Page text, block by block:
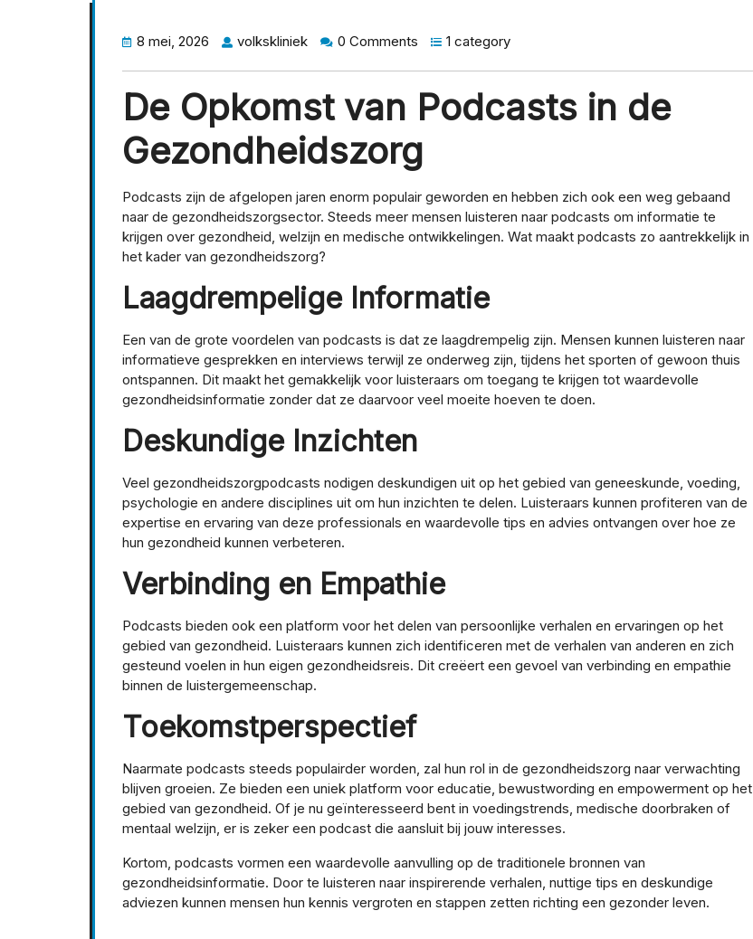
8 mei, 2026 volkskliniek 0 Comments 1 category
De Opkomst van Podcasts in de
Gezondheidszorg
Podcasts zijn de afgelopen jaren enorm populair geworden en hebben zich ook een weg gebaand
naar de gezondheidszorgsector. Steeds meer mensen luisteren naar podcasts om informatie te
krijgen over gezondheid, welzijn en medische ontwikkelingen. Wat maakt podcasts zo aantrekkelijk in
het kader van gezondheidszorg?
Laagdrempelige Informatie
Een van de grote voordelen van podcasts is dat ze laagdrempelig zijn. Mensen kunnen luisteren naar
informatieve gesprekken en interviews terwijl ze onderweg zijn, tijdens het sporten of gewoon thuis
ontspannen. Dit maakt het gemakkelijk voor luisteraars om toegang te krijgen tot waardevolle
gezondheidsinformatie zonder dat ze daarvoor veel moeite hoeven te doen.
Deskundige Inzichten
Veel gezondheidszorgpodcasts nodigen deskundigen uit op het gebied van geneeskunde, voeding,
psychologie en andere disciplines uit om hun inzichten te delen. Luisteraars kunnen profiteren van de
expertise en ervaring van deze professionals en waardevolle tips en advies ontvangen over hoe ze
hun gezondheid kunnen verbeteren.
Verbinding en Empathie
Podcasts bieden ook een platform voor het delen van persoonlijke verhalen en ervaringen op het
gebied van gezondheid. Luisteraars kunnen zich identificeren met de verhalen van anderen en zich
gesteund voelen in hun eigen gezondheidsreis. Dit creëert een gevoel van verbinding en empathie
binnen de luistergemeenschap.
Toekomstperspectief
Naarmate podcasts steeds populairder worden, zal hun rol in de gezondheidszorg naar verwachting
blijven groeien. Ze bieden een uniek platform voor educatie, bewustwording en empowerment op het
gebied van gezondheid. Of je nu geïnteresseerd bent in voedingstrends, medische doorbraken of
mentaal welzijn, er is zeker een podcast die aansluit bij jouw interesses.
Kortom, podcasts vormen een waardevolle aanvulling op de traditionele bronnen van
gezondheidsinformatie. Door te luisteren naar inspirerende verhalen, nuttige tips en deskundige
adviezen kunnen mensen hun kennis vergroten en stappen zetten richting een gezonder leven.